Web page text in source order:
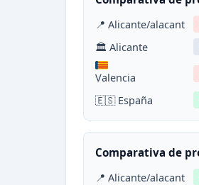
📍 Alicante/alacant
🏛 Alicante
Valencia
🇪🇸 España
Comparativa de
📍 Alicante/alacant